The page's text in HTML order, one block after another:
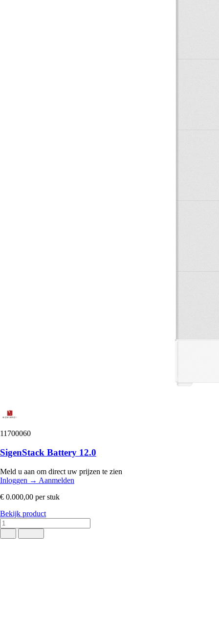
11700060
SigenStack Battery 12.0
Meld u aan om direct uw prijzen te zien
Inloggen → Aanmelden
€ 0.000,00 per stuk
Bekijk product